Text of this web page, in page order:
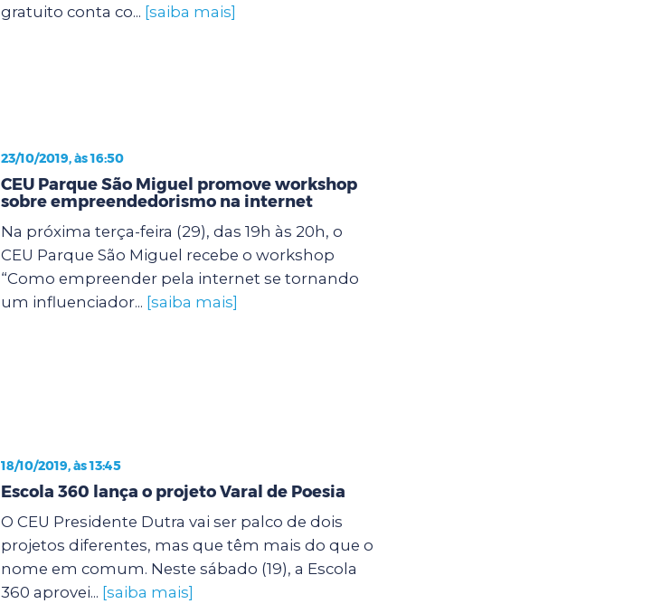
gratuito conta co... [saiba mais]
23/10/2019, às 16:50
CEU Parque São Miguel promove workshop
sobre empreendedorismo na internet
Na próxima terça-feira (29), das 19h às 20h, o
CEU Parque São Miguel recebe o workshop
“Como empreender pela internet se tornando
um influenciador... [saiba mais]
18/10/2019, às 13:45
Escola 360 lança o projeto Varal de Poesia
O CEU Presidente Dutra vai ser palco de dois
projetos diferentes, mas que têm mais do que o
nome em comum. Neste sábado (19), a Escola
360 aprovei... [saiba mais]